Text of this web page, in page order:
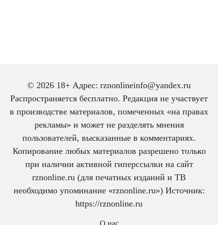
© 2026 18+ Адрес: rznonlineinfo@yandex.ru
Распространяется бесплатно. Редакция не участвует
в производстве материалов, помеченных «на правах
рекламы» и может не разделять мнения
пользователей, высказанные в комментариях.
Копирование любых материалов разрешено только
при наличии активной гиперссылки на сайт
rznonline.ru (для печатных изданий и ТВ
необходимо упоминание «rznonline.ru») Источник:
https://rznonline.ru